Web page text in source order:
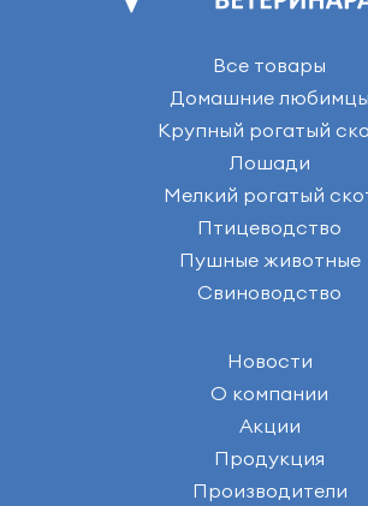
Все товары
Домашние любимцы
Крупный рогатый
Лошади
Мелкий рогатый
Птицеводство
Пушные животные
Свиноводство
Новости
О компании
Акции
Продукция
Производители